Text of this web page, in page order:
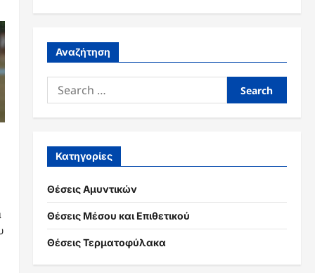
Αναζήτηση
Search
for:
Κατηγορίες
Θέσεις Αμυντικών
Θέσεις Μέσου και Επιθετικού
Θέσεις Τερματοφύλακα